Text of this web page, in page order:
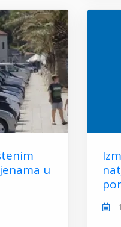
u